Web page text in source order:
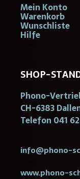
Mein Konto
Warenkorb
Wunschliste
Hilfe
SHOP-
Phono-
CH-6383
Telefon 041
info@phono-
www.phono-